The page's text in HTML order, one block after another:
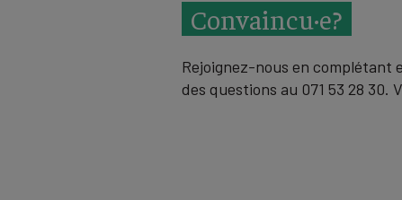
Convaincu·e?
Rejoignez-nous en complétant
des questions au 071 53 28